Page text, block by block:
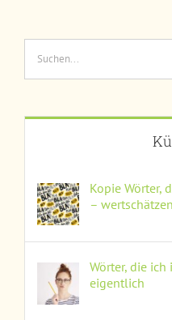
Kopie Wörter,
–
Wörter, die
eigentlich